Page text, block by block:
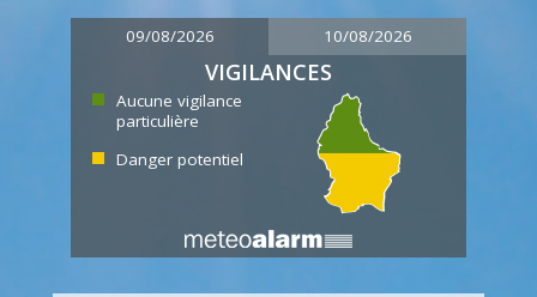
09/08/2026 10/08/2026
VIGILANCES
Aucune vigilance
particulière
Danger potentiel